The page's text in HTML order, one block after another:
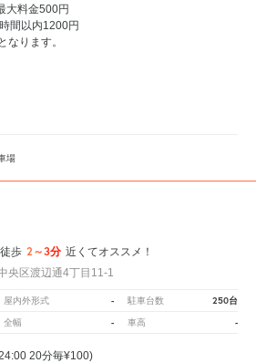
大料金500円
間以内1200円
ります。
場
徒歩 2～3分 近くてオススメ！
央区渡辺通4丁目11-1
屋内外形式 - 駐車台数 250台
全幅 - 車高 -
20分毎¥100)